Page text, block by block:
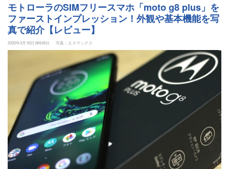
モトローラのSIMフリースマホ「moto g8 plus」を
ファーストインプレッション！外観や基本機能を写
真で紹介【レビュー】
2020年3月16日 6時45分 写真：エスマックス